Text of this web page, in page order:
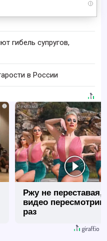
i
а смеяться вы
гибель супругов,
в России
i
Ржу не переставая,
видео
раз